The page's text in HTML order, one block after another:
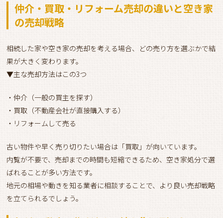
仲介・買取・リフォーム売却の違いと空き家
の売却戦略
相続した家や空き家の売却を考える場合、どの売り方を選ぶかで結
果が大きく変わります。
▼主な売却方法はこの3つ
・仲介（一般の買主を探す）
・買取（不動産会社が直接購入する）
・リフォームして売る
古い物件や早く売り切りたい場合は「買取」が向いています。
内覧が不要で、売却までの時間も短縮できるため、空き家処分で選
ばれることが多い方法です。
地元の相場や動きを知る業者に相談することで、より良い売却戦略
を立てられるでしょう。